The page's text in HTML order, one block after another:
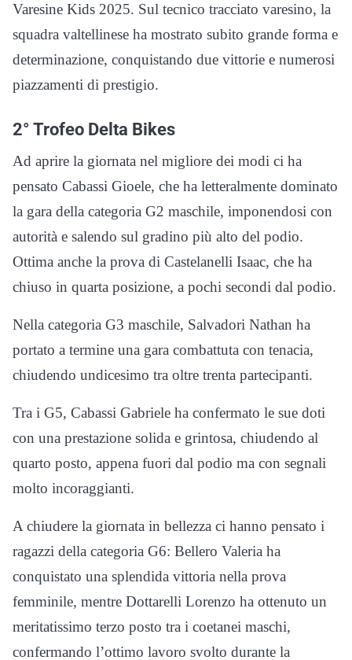
Varesine Kids 2025. Sul tecnico tracciato varesino, la
squadra valtellinese ha mostrato subito grande forma e
determinazione, conquistando due vittorie e numerosi
piazzamenti di prestigio.
2° Trofeo Delta Bikes
Ad aprire la giornata nel migliore dei modi ci ha
pensato Cabassi Gioele, che ha letteralmente dominato
la gara della categoria G2 maschile, imponendosi con
autorità e salendo sul gradino più alto del podio.
Ottima anche la prova di Castelanelli Isaac, che ha
chiuso in quarta posizione, a pochi secondi dal podio.
Nella categoria G3 maschile, Salvadori Nathan ha
portato a termine una gara combattuta con tenacia,
chiudendo undicesimo tra oltre trenta partecipanti.
Tra i G5, Cabassi Gabriele ha confermato le sue doti
con una prestazione solida e grintosa, chiudendo al
quarto posto, appena fuori dal podio ma con segnali
molto incoraggianti.
A chiudere la giornata in bellezza ci hanno pensato i
ragazzi della categoria G6: Bellero Valeria ha
conquistato una splendida vittoria nella prova
femminile, mentre Dottarelli Lorenzo ha ottenuto un
meritatissimo terzo posto tra i coetanei maschi,
confermando l’ottimo lavoro svolto durante la